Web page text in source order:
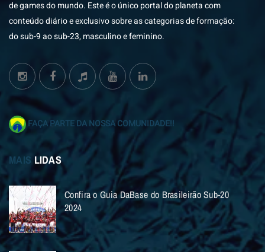
de games do mundo. Este é o único portal do planeta com
conteúdo diário e exclusivo sobre as categorias de formação:
do sub-9 ao sub-23, masculino e feminino.
FAÇA PARTE DA NOSSA COMUNIDADE!!
MAIS LIDAS
Confira o Guia DaBase do Brasileirão Sub-20
2024